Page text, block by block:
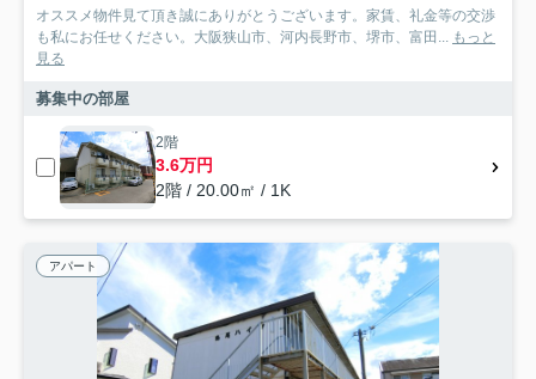
オススメ物件見て頂き誠にありがとうございます。家賃、礼金等の交渉
も私にお任せください。大阪狭山市、河内長野市、堺市、富田... もっと
見る
募集中の部屋
2階
3.6万円
2階 / 20.00㎡ / 1K
アパート